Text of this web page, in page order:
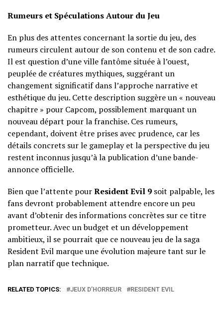
Rumeurs et Spéculations Autour du Jeu
En plus des attentes concernant la sortie du jeu, des
rumeurs circulent autour de son contenu et de son cadre.
Il est question d’une ville fantôme située à l’ouest,
peuplée de créatures mythiques, suggérant un
changement significatif dans l’approche narrative et
esthétique du jeu. Cette description suggère un « nouveau
chapitre » pour Capcom, possiblement marquant un
nouveau départ pour la franchise. Ces rumeurs,
cependant, doivent être prises avec prudence, car les
détails concrets sur le gameplay et la perspective du jeu
restent inconnus jusqu’à la publication d’une bande-
annonce officielle.
Bien que l’attente pourResident Evil 9 soit palpable, les
fans devront probablement attendre encore un peu
avant d’obtenir des informations concrètes sur ce titre
prometteur. Avec un budget et un développement
ambitieux, il se pourrait que ce nouveau jeu de la saga
Resident Evil marque une évolution majeure tant sur le
plan narratif que technique.
RELATED TOPICS: JEUX D’HORREUR RESIDENT EVIL